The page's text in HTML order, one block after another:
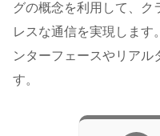
グの概念を利用して、ク
レスな通信を実現します
ンターフェースやリアル
す。